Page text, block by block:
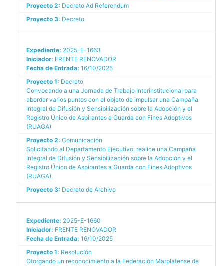
Proyecto 2: Decreto Ad Referendum
Proyecto 3: Decreto
Expediente: 2025-E-1663
Iniciador: FRENTE RENOVADOR
Fecha de Entrada: 16/10/2025
Proyecto 1: Decreto
Convocando a una Jornada de Trabajo Interinstitucional para
abordar varios puntos con el objeto de impulsar una Campaña
Integral de Difusión y Sensibilización sobre la Adopción y el
Registro Único de Aspirantes a Guarda con Fines Adoptivos
(RUAGA)
Proyecto 2: Comunicación
Solicitando al Departamento Ejecutivo, realice una Campaña
Integral de Difusión y Sensibilización sobre la Adopción y el
Registro Único de Aspirantes a Guarda con Fines Adoptivos
(RUAGA).
Proyecto 3: Decreto de Archivo
Expediente: 2025-E-1660
Iniciador: FRENTE RENOVADOR
Fecha de Entrada: 16/10/2025
Proyecto 1: Resolución
Otorgando un reconocimiento a la Federación Marplatense de